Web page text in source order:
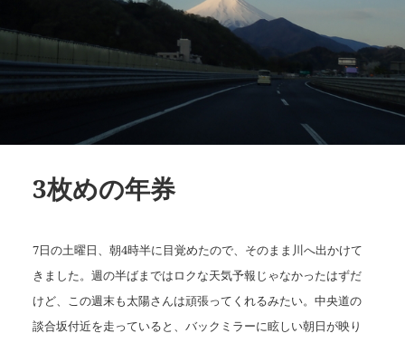
3枚めの年券
7日の土曜日、朝4時半に目覚めたので、そのまま川へ出かけて
きました。週の半ばまではロクな天気予報じゃなかったはずだ
けど、この週末も太陽さんは頑張ってくれるみたい。中央道の
談合坂付近を走っていると、バックミラーに眩しい朝日が映り